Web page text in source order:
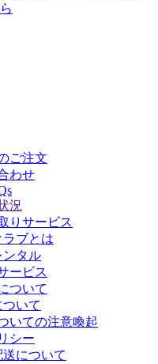
ご注文
わせ
況
りサービス
ブとは
ンタル
ービス
ついて
いて
いての注意喚起
シー
について